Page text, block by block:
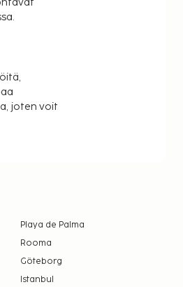
joten voit
Playa de Palma
Rooma
Göteborg
Istanbul